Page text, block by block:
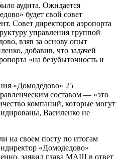
аудита. Ожидается
будет свой совет
Совет директоров аэропорта
управления группой
взяв за основу опыт
добавив, что задачей
«на безубыточность и
«Домодедово» 25
составом — «это
компаний, которые могут
Василенко не
на своем посту по итогам
«Домодедово»
заявил глава МАШ в ответ